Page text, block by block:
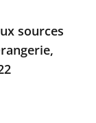
sources